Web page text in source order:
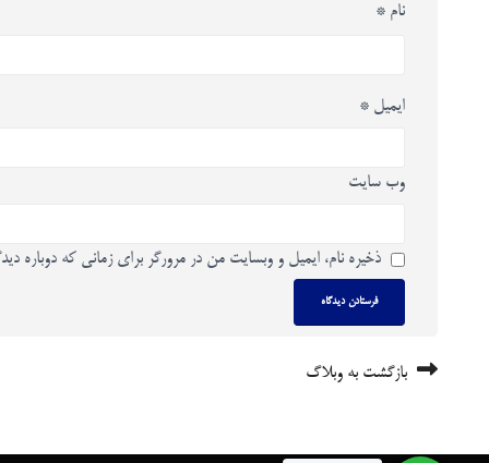
نام *
ایمیل *
وب‌ سایت
ذخیره نام، ایمیل و وبسایت من در مرورگر برای زمانی که دوباره
بازگشت به وبلاگ